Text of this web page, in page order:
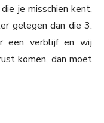
je misschien kent,
gelegen dan die 3.
een verblijf en wij
komen, dan moet